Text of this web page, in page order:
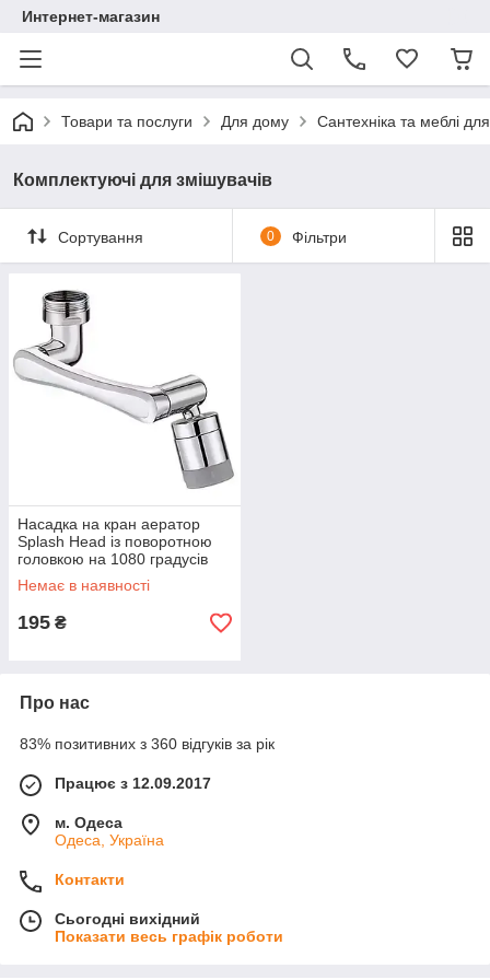
Интернет-магазин
Товари та послуги Для дому Сантехніка та меблі
Комплектуючі для змішувачів
Сортування 0 Фільтри
Насадка на кран аератор
Splash Head із поворотною
головкою на 1080 градусів
Немає в наявності
195 ₴
Про нас
83% позитивних з 360 відгуків за рік
Працює з 12.09.2017
м. Одеса
Одеса, Україна
Контакти
Сьогодні вихідний
Показати весь графік роботи